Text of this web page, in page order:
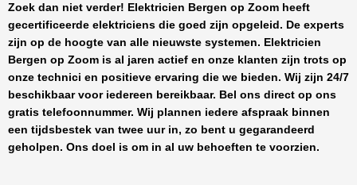
Zoek dan niet verder! Elektricien Bergen op Zoom heeft
gecertificeerde elektriciens die goed zijn opgeleid. De experts
zijn op de hoogte van alle nieuwste systemen. Elektricien
Bergen op Zoom is al jaren actief en onze klanten zijn trots op
onze technici en positieve ervaring die we bieden. Wij zijn 24/7
beschikbaar voor iedereen bereikbaar. Bel ons direct op ons
gratis telefoonnummer. Wij plannen iedere afspraak binnen
een tijdsbestek van twee uur in, zo bent u gegarandeerd
geholpen. Ons doel is om in al uw behoeften te voorzien.